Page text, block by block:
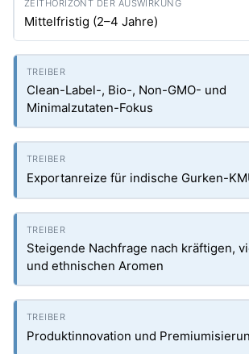
Mittelfristig (2–4 Jahre)
Clean-Label-, Bio-, Non-GMO- und
Minimalzutaten-Fokus
Exportanreize für indische Gurken-
Steigende Nachfrage nach kräftigen,
und ethnischen Aromen
Produktinnovation und